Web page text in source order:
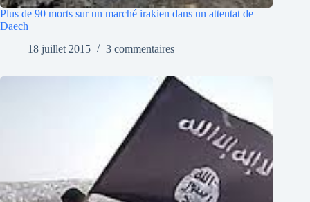
Plus de 90 morts sur un marché irakien dans un attentat de
Daech
18 juillet 2015
3 commentaires